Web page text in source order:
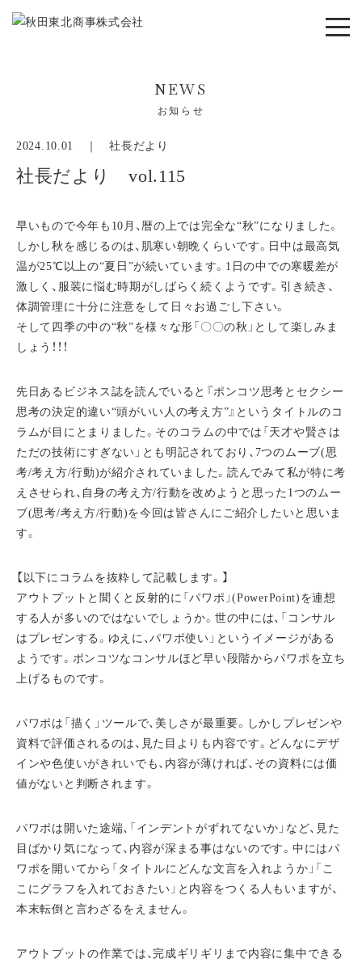
NEWS
お知らせ
2024.10.01 ｜社長だより
社長だより vol.115
早いもので今年も10月、暦の上では完全な“秋”になりました。
しかし秋を感じるのは、肌寒い朝晩くらいです。日中は最高気
温が25℃以上の“夏日”が続いています。1日の中での寒暖差が
激しく、服装に悩む時期がしばらく続くようです。引き続き、
体調管理に十分に注意をして日々お過ごし下さい。
そして四季の中の“秋”を様々な形「〇〇の秋」として楽しみま
しょう！！！
先日あるビジネス誌を読んでいると『ポンコツ思考とセクシー
思考の決定的違い“頭がいい人の考え方”』というタイトルのコ
ラムが目にとまりました。そのコラムの中では「天才や賢さは
ただの技術にすぎない」とも明記されており、7つのムーブ(思
考/考え方/行動)が紹介されていました。読んでみて私が特に考
えさせられ、自身の考え方/行動を改めようと思った1つのムー
ブ(思考/考え方/行動)を今回は皆さんにご紹介したいと思いま
す。
【以下にコラムを抜粋して記載します。】
アウトプットと聞くと反射的に「パワポ」(PowerPoint)を連想
する人が多いのではないでしょうか。世の中には、「コンサル
はプレゼンする。ゆえに、パワポ使い」というイメージがある
ようです。ポンコツなコンサルほど早い段階からパワポを立ち
上げるものです。
パワポは「描く」ツールで、美しさが最重要。しかしプレゼンや
資料で評価されるのは、見た目よりも内容です。どんなにデザ
インや色使いがきれいでも、内容が薄ければ、その資料には価
値がないと判断されます。
パワポは開いた途端、「インデントがずれてないか」など、見た
目ばかり気になって、内容が深まる事はないのです。中にはパ
ワポを開いてから「タイトルにどんな文言を入れようか」「こ
こにグラフを入れておきたい」と内容をつくる人もいますが、
本末転倒と言わざるをえません。
アウトプットの作業では、完成ギリギリまで内容に集中できる